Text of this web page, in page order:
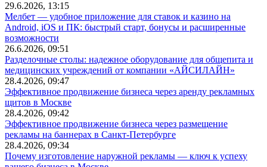
29.6.2026, 13:15
Мелбет — удобное приложение для ставок и казино на
Android, iOS и ПК: быстрый старт, бонусы и расширенные
возможности
26.6.2026, 09:51
Разделочные столы: надежное оборудование для общепита и
медицинских учреждений от компании «АЙСИЛАЙН»
28.4.2026, 09:47
Эффективное продвижение бизнеса через аренду рекламных
щитов в Москве
28.4.2026, 09:42
Эффективное продвижение бизнеса через размещение
рекламы на баннерах в Санкт-Петербурге
28.4.2026, 09:34
Почему изготовление наружной рекламы — ключ к успеху